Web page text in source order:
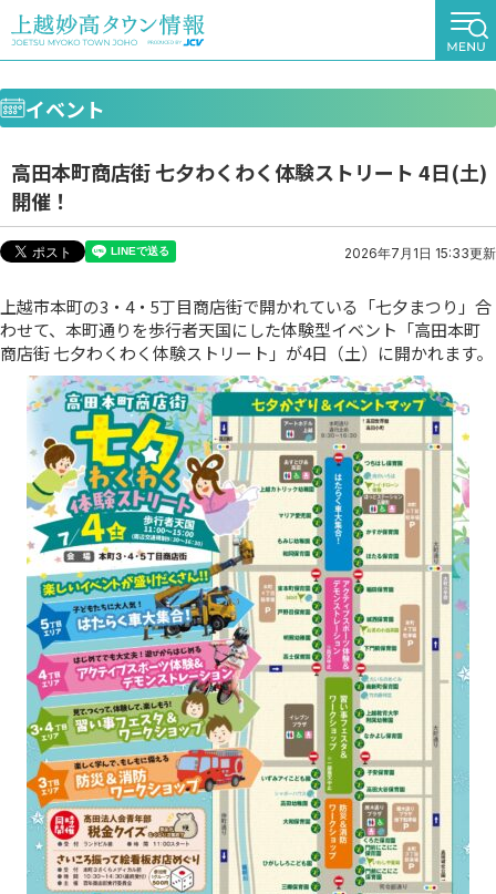
イベント
高田本町商店街 七夕わくわく体験ストリート 4日(土)
開催！
2026年7月1日 15:33更新
上越市本町の3・4・5丁目商店街で開かれている「七夕まつり」合
わせて、本町通りを歩行者天国にした体験型イベント「高田本町
商店街 七夕わくわく体験ストリート」が4日（土）に開かれます。